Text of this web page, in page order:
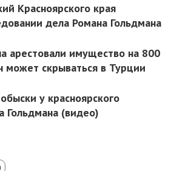
Красноярского края
дела Романа Гольдмана
арестовали имущество на 800
может скрываться в Турции
у красноярского
Гольдмана (видео)